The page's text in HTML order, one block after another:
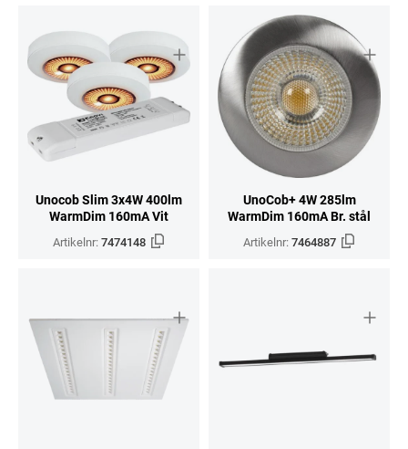
Unocob Slim 3x4W 400lm
WarmDim 160mA Vit
Artikelnr:7474148
UnoCob+ 4W 285lm
WarmDim 160mA Br. stål
Artikelnr:7464887